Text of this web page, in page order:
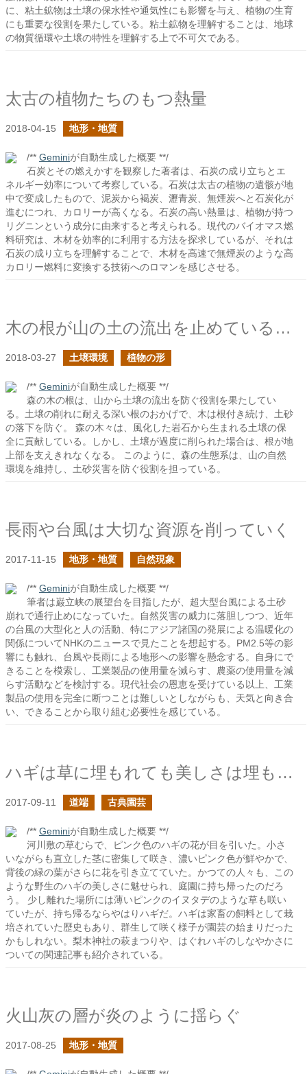
に、粘土鉱物は土壌の保水性や通気性にも影響を与え、植物の生育
にも重要な役割を果たしている。粘土鉱物を理解することは、地球
の物質循環や土壌の特性を理解する上で不可欠である。
太古の植物たちのもつ熱量
2018-04-15 地形・地質
/** Geminiが自動生成した概要 **/
石炭とその燃えかすを観察した著者は、石炭の成り立ちとエ
ネルギー効率について考察している。石炭は太古の植物の遺骸が地
中で変成したもので、泥炭から褐炭、瀝青炭、無煙炭へと石炭化が
進むにつれ、カロリーが高くなる。石炭の高い熱量は、植物が持つ
リグニンという成分に由来すると考えられる。現代のバイオマス燃
料研究は、木材を効率的に利用する方法を探求しているが、それは
石炭の成り立ちを理解することで、木材を高速で無煙炭のような高
カロリー燃料に変換する技術へのロマンを感じさせる。
木の根が山の土の流出を止めている…、ように見える
2018-03-27 土壌環境 植物の形
/** Geminiが自動生成した概要 **/
森の木の根は、山から土壌の流出を防ぐ役割を果たしてい
る。土壌の削れに耐える深い根のおかげで、木は根付き続け、土砂
の落下を防ぐ。 森の木々は、風化した岩石から生まれる土壌の保
全に貢献している。しかし、土壌が過度に削られた場合は、根が地
上部を支えきれなくなる。 このように、森の生態系は、山の自然
環境を維持し、土砂災害を防ぐ役割を担っている。
長雨や台風は大切な資源を削っていく
2017-11-15 地形・地質 自然現象
/** Geminiが自動生成した概要 **/
筆者は巌立峡の展望台を目指したが、超大型台風による土砂
崩れで通行止めになっていた。自然災害の威力に落胆しつつ、近年
の台風の大型化と人の活動、特にアジア諸国の発展による温暖化の
関係についてNHKのニュースで見たことを想起する。PM2.5等の影
響にも触れ、台風や長雨による地形への影響を懸念する。自身にで
きることを模索し、工業製品の使用量を減らす、農薬の使用量を減
らす活動などを検討する。現代社会の恩恵を受けている以上、工業
製品の使用を完全に断つことは難しいとしながらも、天気と向き合
い、できることから取り組む必要性を感じている。
ハギは草に埋もれても美しさは埋もれない
2017-09-11 道端 古典園芸
/** Geminiが自動生成した概要 **/
河川敷の草むらで、ピンク色のハギの花が目を引いた。小さ
いながらも直立した茎に密集して咲き、濃いピンク色が鮮やかで、
背後の緑の葉がさらに花を引き立てていた。かつての人々も、この
ような野生のハギの美しさに魅せられ、庭園に持ち帰ったのだろ
う。 少し離れた場所には薄いピンクのイヌタデのような草も咲い
ていたが、持ち帰るならやはりハギだ。ハギは家畜の飼料として栽
培されていた歴史もあり、群生して咲く様子が園芸の始まりだった
かもしれない。梨木神社の萩まつりや、はぐれハギのしなやかさに
ついての関連記事も紹介されている。
火山灰の層が炎のように揺らぐ
2017-08-25 地形・地質